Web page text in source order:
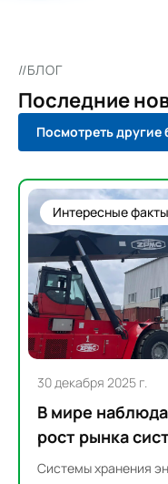
//БЛОГ
Последние
Посмотреть другие
Интересные
30 декабря 2025 г.
В мире
рост рынка
энергии для
Системы хранения